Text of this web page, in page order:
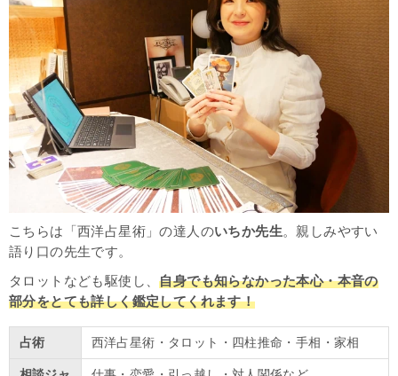
こちらは「西洋占星術」の達人のいちか先生。親しみやすい
語り口の先生です。
タロットなども駆使し、自身でも知らなかった本心・本音の
部分をとても詳しく鑑定してくれます！
占術 西洋占星術・タロット・四柱推命・手相・家相